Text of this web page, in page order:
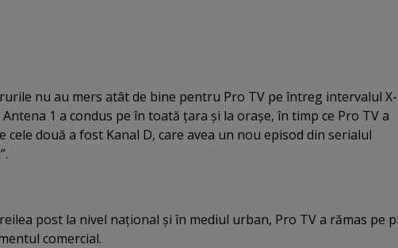
nu au mers atât de bine pentru Pro TV pe întreg intervalul X-
Antena 1 a condus pe în toată ţara şi la oraşe, în timp ce Pro TV a
două a fost Kanal D, care avea un nou episod din serialul
post la nivel naţional şi în mediul urban, Pro TV a rămas pe
comercial.